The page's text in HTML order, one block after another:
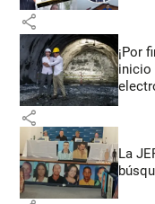
share
¡Por
inicio
share
La